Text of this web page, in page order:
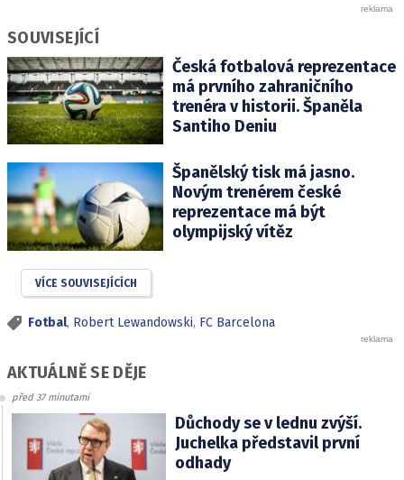
SOUVISEJÍCÍ
Česká fotbalová reprezentace
má prvního zahraničního
trenéra v historii. Španěla
Santiho Deniu
Španělský tisk má jasno.
Novým trenérem české
reprezentace má být
olympijský vítěz
VÍCE SOUVISEJÍCÍCH
Fotbal, Robert Lewandowski, FC Barcelona
AKTUÁLNĚ SE DĚJE
před 37 minutami
Důchody se v lednu zvýší.
Juchelka představil první
odhady